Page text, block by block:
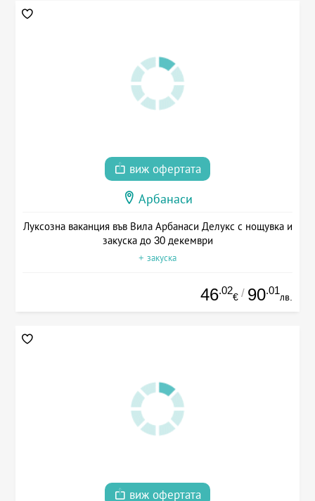
виж офертата
Арбанаси
Луксозна ваканция във Вила Арбанаси Делукс с нощувка и
закуска до 30 декември
+ закуска
46.02
€ / 90.01
лв.
виж офертата